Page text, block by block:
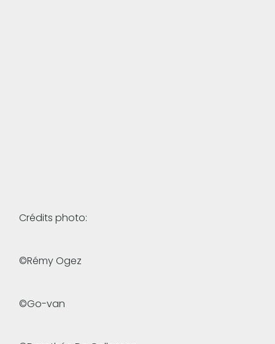
Crédits photo:
©Rémy Ogez
©Go-van